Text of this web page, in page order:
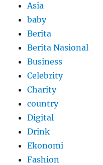
Asia
baby
Berita
Berita Nasional
Business
Celebrity
Charity
country
Digital
Drink
Ekonomi
Fashion